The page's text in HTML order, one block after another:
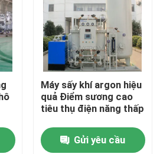
Máy sấy khí argon hiệu
quả Điểm sương cao
tiêu thụ điện năng thấp
Gửi yêu cầu